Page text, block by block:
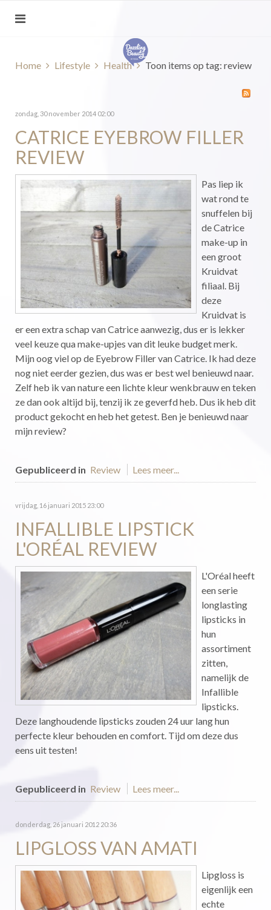
Home Lifestyle Health Toon items op tag: review
zondag, 30 november 2014 02:00
CATRICE EYEBROW FILLER
REVIEW
Pas liep ik
wat rond te
snuffelen bij
de Catrice
make-up in
een groot
Kruidvat
filiaal. Bij
deze
Kruidvat is
er een extra schap van Catrice aanwezig, dus er is lekker
veel keuze qua make-upjes van dit leuke budget merk.
Mijn oog viel op de Eyebrow Filler van Catrice. Ik had deze
nog niet eerder gezien, dus was er best wel benieuwd naar.
Zelf heb ik van nature een lichte kleur wenkbrauw en teken
ze dan ook altijd bij, tenzij ik ze geverfd heb. Dus ik heb dit
product gekocht en heb het getest. Ben je benieuwd naar
mijn review?
Gepubliceerd in Review Lees meer...
vrijdag, 16 januari 2015 23:00
INFALLIBLE LIPSTICK
L'ORÉAL REVIEW
L'Oréal heeft
een serie
longlasting
lipsticks in
hun
assortiment
zitten,
namelijk de
Infallible
lipsticks.
Deze langhoudende lipsticks zouden 24 uur lang hun
perfecte kleur behouden en comfort. Tijd om deze dus
eens uit testen!
Gepubliceerd in Review Lees meer...
donderdag, 26 januari 2012 20:36
LIPGLOSS VAN AMATI
Lipgloss is
eigenlijk een
echte